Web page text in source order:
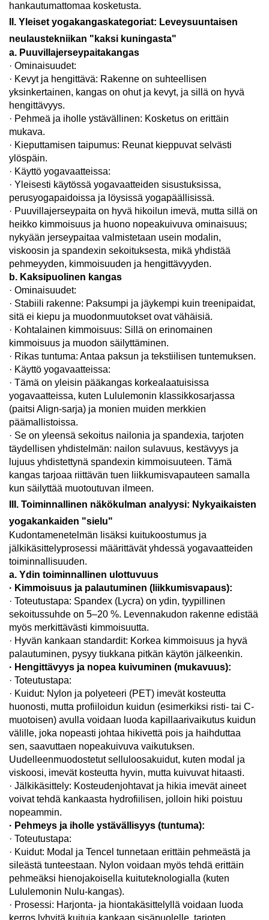
hankautumattomaa kosketusta.
II. Yleiset yogakangaskategoriat: Leveysuuntaisen
neulaustekniikan "kaksi kuningasta"
a. Puuvillajerseypaitakangas
· Ominaisuudet:
· Kevyt ja hengittävä: Rakenne on suhteellisen
yksinkertainen, kangas on ohut ja kevyt, ja sillä on hyvä
hengittävyys.
· Pehmeä ja iholle ystävällinen: Kosketus on erittäin
mukava.
· Kieputtamisen taipumus: Reunat kieppuvat selvästi
ylöspäin.
· Käyttö yogavaatteissa:
· Yleisesti käytössä yogavaatteiden sisustuksissa,
perusyogapaidoissa ja löysissä yogapäällisissä.
· Puuvillajerseypaita on hyvä hikoilun imevä, mutta sillä on
heikko kimmoisuus ja huono nopeakuivuva ominaisuus;
nykyään jerseypaitaa valmistetaan usein modalin,
viskoosin ja spandexin sekoituksesta, mikä yhdistää
pehmeyyden, kimmoisuuden ja hengittävyyden.
b. Kaksipuolinen kangas
· Ominaisuudet:
· Stabiili rakenne: Paksumpi ja jäykempi kuin treenipaidat,
sitä ei kiepu ja muodonmuutokset ovat vähäisiä.
· Kohtalainen kimmoisuus: Sillä on erinomainen
kimmoisuus ja muodon säilyttäminen.
· Rikas tuntuma: Antaa paksun ja tekstiilisen tuntemuksen.
· Käyttö yogavaatteissa:
· Tämä on yleisin pääkangas korkealaatuisissa
yogavaatteissa, kuten Lululemonin klassikkosarjassa
(paitsi Align-sarja) ja monien muiden merkkien
päämallistoissa.
· Se on yleensä sekoitus nailonia ja spandexia, tarjoten
täydellisen yhdistelmän: nailon sulavuus, kestävyys ja
lujuus yhdistettynä spandexin kimmoisuuteen. Tämä
kangas tarjoaa riittävän tuen liikkumisvapauteen samalla
kun säilyttää muotoutuvan ilmeen.
III. Toiminnallinen näkökulman analyysi: Nykyaikaisten
yogakankaiden "sielu"
Kudontamenetelmän lisäksi kuitukoostumus ja
jälkikäsittelyprosessi määrittävät yhdessä yogavaatteiden
toiminnallisuuden.
a. Ydin toiminnallinen ulottuvuus
· Kimmoisuus ja palautuminen (liikkumisvapaus):
· Toteutustapa: Spandex (Lycra) on ydin, tyypillinen
sekoitussuhde on 5–20 %. Levennakudon rakenne edistää
myös merkittävästi kimmoisuutta.
· Hyvän kankaan standardit: Korkea kimmoisuus ja hyvä
palautuminen, pysyy tiukkana pitkän käytön jälkeenkin.
· Hengittävyys ja nopea kuivuminen (mukavuus):
· Toteutustapa:
· Kuidut: Nylon ja polyeteeri (PET) imevät kosteutta
huonosti, mutta profiiloidun kuidun (esimerkiksi risti- tai C-
muotoisen) avulla voidaan luoda kapillaarivaikutus kuidun
välille, joka nopeasti johtaa hikivettä pois ja haihduttaa
sen, saavuttaen nopeakuivuva vaikutuksen.
Uudelleenmuodostetut selluloosakuidut, kuten modal ja
viskoosi, imevät kosteutta hyvin, mutta kuivuvat hitaasti.
· Jälkikäsittely: Kosteudenjohtavat ja hikia imevät aineet
voivat tehdä kankaasta hydrofiilisen, jolloin hiki poistuu
nopeammin.
· Pehmeys ja iholle ystävällisyys (tuntuma):
· Toteutustapa:
· Kuidut: Modal ja Tencel tunnetaan erittäin pehmeästä ja
sileästä tunteestaan. Nylon voidaan myös tehdä erittäin
pehmeäksi hienojakoisella kuituteknologialla (kuten
Lululemonin Nulu-kangas).
· Prosessi: Harjonta- ja hiontakäsittelyllä voidaan luoda